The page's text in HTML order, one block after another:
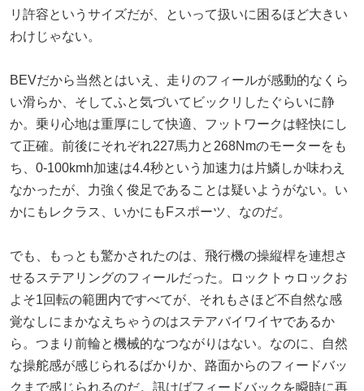
リ許容というサイズだが、といって扱いに困るほど大きい
わけじゃない。
BEVだから当然とはいえ、走りのフィールが感動的なくら
い滑らか、そしてふと気づいてビックリしたぐらいに静
か。乗り心地は重厚にして快適、フットワークは軽快にし
て正確。前後にそれぞれ227馬力と268Nmのモーターをも
ち、0-100kmh加速は4.4秒という加速力は片鱗しか味わえ
なかったが、力強く俊足であることは疑いようがない。い
かにもレクラス、いかにもFスポーツ、なのだ。
でも、もっとも驚かされたのは、飛行機の操縦桿を連想さ
せるステアリングのフィールだった。ロックトゥロックお
よそ1回転の範囲内ですべてが、それもさほど不自然な感
覚なしにまかなえちゃうのはステアバイワイヤであるか
ら。つまり前輪と機械的なつながりはない。なのに、自然
な操舵感が感じられるばかりか、路面からのフィードバッ
クまで感じられるのだ。訊けばフィードバックを瞬時に再